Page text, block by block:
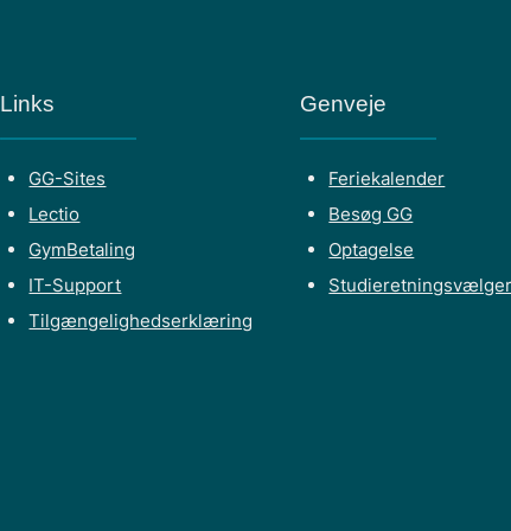
Links
GG-Sites
Lectio
GymBetaling
IT-Support
Tilgængelighedserklæring
Genveje
Feriekalender
Besøg GG
Optagelse